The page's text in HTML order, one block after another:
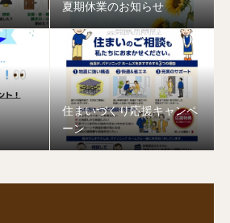
夏期休業のお知らせ
住まいづくり応援キャンペ
ーン